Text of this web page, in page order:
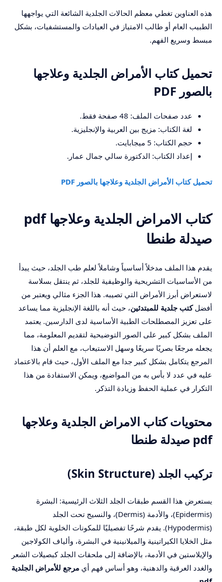
هذه العناوين تغطي معظم الحالات الجلدية الشائعة التي يواجهها
الطبيب العام أو طالب الامتياز في العيادات والمستشفيات، بشكل
مبسط وسريع الفهم.
تحميل كتاب الأمراض الجلدية وعلاجها
بالصور PDF
عدد صفحات الملف: 48 صفحة فقط.
لغة الكتاب: مزيج بين العربية والإنجليزية.
حجم الكتاب: 5 ميجابايت.
إعداد الكتاب: الدكتورة سالي جمال عمار.
تحميل كتاب الأمراض الجلدية وعلاجها بالصور PDF
كتاب الامراض الجلدية وعلاجها pdf
صيدلة طنطا
يقدم هذا الملف مدخلاً أساسياً وشاملاً لعلم طب الجلد، حيث يبدأ
من الأساسيات التشريحية والوظيفية للجلد، ثم ينتقل بسلاسة
لاستعراض أبرز الأمراض التي تصيبه. هذا الجزء مثالي ويعتبر من
أفضلكتب جلدية للمبتدئين، حيث أنه باللغة الإنجليزية مما يساعد
على تعزيز المصطلحات الطبية الأساسية لدى الدارسين. يعتمد
الملف بشكل كبير على الصور التوضيحية لتقديم المعلومة، مما
يجعله مرجعًا بصريًا سريعًا وسهل الاستيعاب، مع العلم أن هذا
المرجع يتكامل بشكل كبير جدا مع الملف الأول، حيث قام بالاعتماد
عليه في عدد لا بأس به من المواضيع، ويمكن الاستفادة من هذا
التكرار في عملية الحفظ وزيادة التذكر.
محتويات كتاب الامراض الجلدية وعلاجها
pdf صيدلة طنطا
تركيب الجلد (Skin Structure)
يستعرض هذا القسم طبقات الجلد الثلاث الرئيسية: البشرة
(Epidermis)، والأدمة (Dermis)، والنسيج تحت الجلد
(Hypodermis). يقدم شرحًا تفصيليًا للمكونات الخلوية لكل طبقة،
مثل الخلايا الكيراتينية والميلانينية في البشرة، وألياف الكولاجين
والإيلاستين في الأدمة، بالإضافة إلى ملحقات الجلد كبصيلات الشعر
والغدد العرقية والدهنية، وهو أساس فهم أي مرجع للأمراض الجلدية